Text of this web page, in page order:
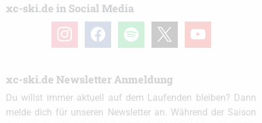
xc-ski.de in Social Media
instagramfacebook spotify youtube
xc-ski.de Newsletter Anmeldung
Du willst immer aktuell auf dem Laufenden bleiben? Dann
melde dich für unseren Newsletter an. Während der Saison